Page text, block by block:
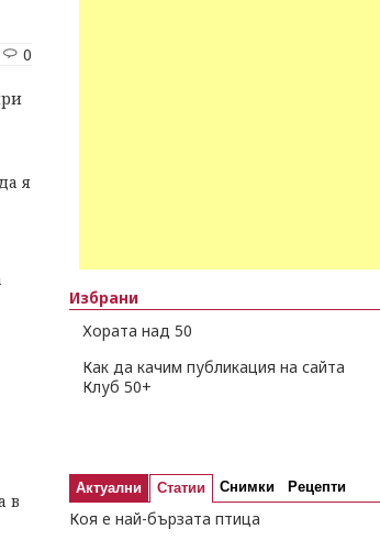
0
я
в
Избрани
Хората над 50
Как да качим публикация на сайта
Клуб 50+
Актуални Статии Снимки Рецепти
Коя е най-бързата птица